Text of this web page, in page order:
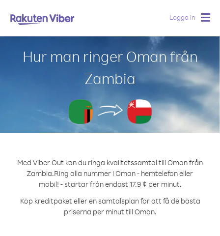
Logga in
Hur man ringer Oman från
Zambia
Med Viber Out kan du ringa kvalitetssamtal till Oman från
Zambia.Ring alla nummer i Oman - hemtelefon eller
mobil! - startar från endast 17.9 ¢ per minut.
Köp kreditpaket eller en samtalsplan för att få de bästa
priserna per minut till Oman.